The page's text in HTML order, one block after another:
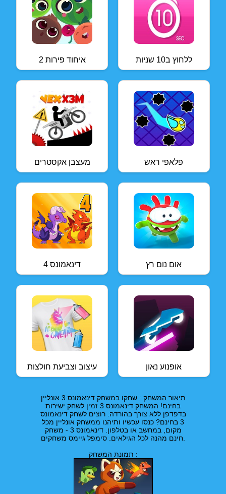
איחוד פירות 2 ללחוץ ב10 שניות
מעצבן אקסטרים פלאפי ראש
דינאמונס 4 אום נום רץ
עיצוב וצביעת חולצות אופנוע נאון
תיאור המשחק :
שחקו במשחק דינאמונס 3 אונליין
בחינם! המשחק דינאמונס 3 זמין לשחק ישירות
בדפדפן ללא צורך בהורדה. רוצים לשחק דינאמונס
3 בחינם? כנסו עכשיו ותיהנו ממשחק אונליין מכל
מקום, במחשב או בטלפון. דינאמונס 3 - משחק
תמונת המשחק :